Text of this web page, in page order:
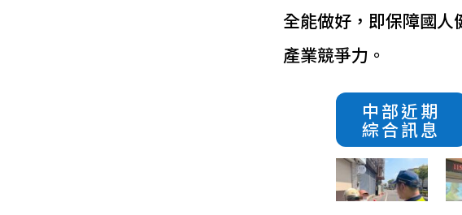
全能做好，即保障國人
產業競爭力。
中部近期
綜合訊息